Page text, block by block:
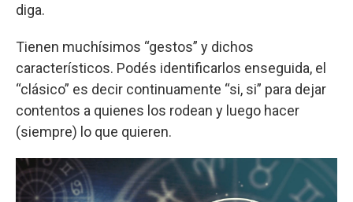
diga.
Tienen muchísimos “gestos” y dichos
característicos. Podés identificarlos enseguida, el
“clásico” es decir continuamente “si, si” para dejar
contentos a quienes los rodean y luego hacer
(siempre) lo que quieren.